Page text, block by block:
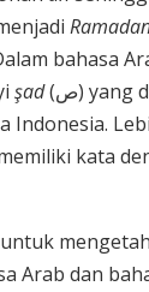
bahasa
şad (ص) yang
Indonesia.
kata
Arab dan